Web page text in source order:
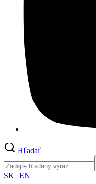
Hľadať
SK | EN